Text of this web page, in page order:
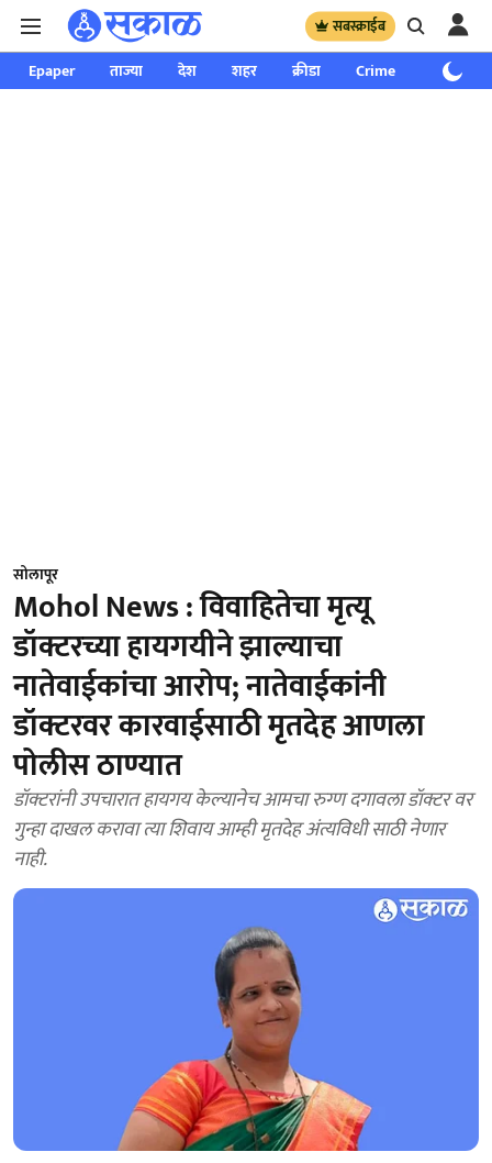
सबस्क्राईब
Epaper ताज्या देश शहर क्रीडा Crime साप्ताहिक
सोलापूर
Mohol News : विवाहितेचा मृत्यू
डॉक्टरच्या हायगयीने झाल्याचा
नातेवाईकांचा आरोप; नातेवाईकांनी
डॉक्टरवर कारवाईसाठी मृतदेह आणला
पोलीस ठाण्यात
डॉक्टरांनी उपचारात हायगय केल्यानेच आमचा रुग्ण दगावला डॉक्टर वर
गुन्हा दाखल करावा त्या शिवाय आम्ही मृतदेह अंत्यविधी साठी नेणार
नाही.